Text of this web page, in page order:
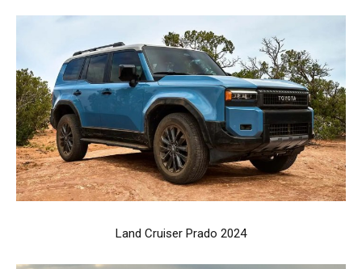
Land Cruiser Prado 2024